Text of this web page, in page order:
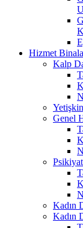
Hizmet
Kalp
Genel
Kadın
Kadın